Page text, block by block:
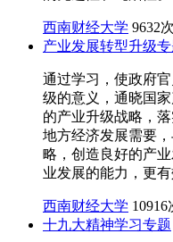
西南财经大学 9632次
产业发展转型升级专
通过学习，使政府
级的意义，通晓国
的产业升级战略，
地方经济发展需要
略，创造良好的产
业发展的能力，更
西南财经大学 10916
十九大精神学习专题